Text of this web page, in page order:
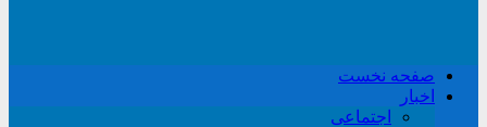
صفحه نخست
اخبار
اجتماعی